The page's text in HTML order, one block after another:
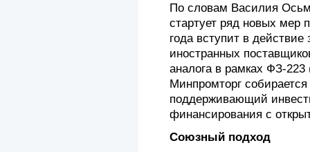
По словам Василия
стартует ряд новых мер
года вступит в действие
иностранных
аналога в рамках ФЗ-
Минпромторг
поддерживающий
финансирования с
Союзный подход